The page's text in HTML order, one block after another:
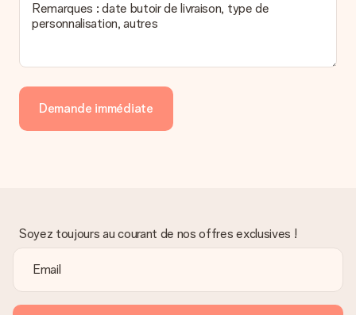
Remarques : date butoir de livraison, type de
personnalisation, autres
Demande immédiate
Soyez toujours au courant de nos offres exclusives !